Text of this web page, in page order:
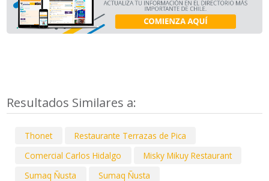
Resultados Similares a:
Thonet
Restaurante Terrazas de Pica
Comercial Carlos Hidalgo
Misky Mikuy Restaurant
Sumaq Ñusta
Sumaq Ñusta